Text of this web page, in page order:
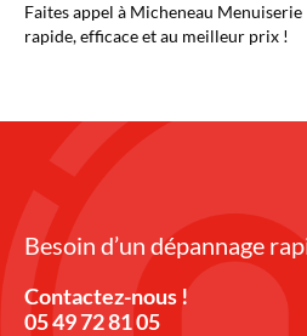
Faites appel à Micheneau
rapide, efficace et au meilleur prix !
Besoin d’un dépannage
Contactez-nous !
05 49 72 81 05